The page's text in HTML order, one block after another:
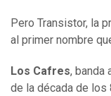
Pero Transistor, la
al primer nombre
Los Cafres, banda
de la década de los